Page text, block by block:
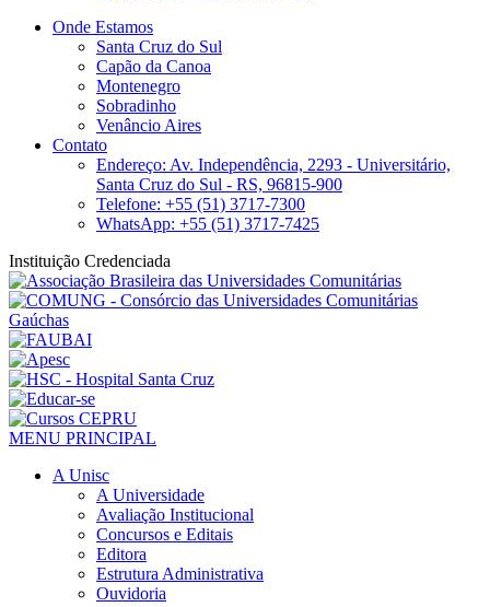
Onde Estamos
Santa Cruz do Sul
Capão da Canoa
Montenegro
Sobradinho
Venâncio Aires
Contato
Endereço: Av. Independência, 2293 - Universitário,
Santa Cruz do Sul - RS, 96815-900
Telefone: +55 (51) 3717-7300
WhatsApp: +55 (51) 3717-7425
Instituição Credenciada
MENU PRINCIPAL
A Unisc
A Universidade
Avaliação Institucional
Concursos e Editais
Editora
Estrutura Administrativa
Ouvidoria